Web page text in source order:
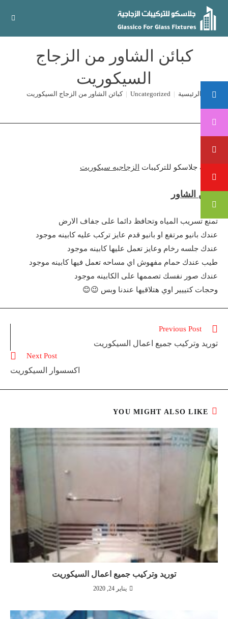
content
كبائن الشاور من الزجاج
السيكوريت
الرئيسية |
Uncategorized
| كبائن الشاور من الزجاج السيكوريت
شركه جلاسكو للتركيبات الزجاجيه سيكوريت
كباين الشاور
تمنع تسريب المياه وتحافظ دائما على جفاف الارض
عندك بانيو مرتفع او بانيو قدم عايز تركب عليه كابينه موجود
عندك جلسه رخام وعايز تعمل عليها كابينه موجود
طيب عندك حمام مفهوش اي مساحه تعمل فيها كابينه موجود
عندك صور نفسك تصممها على الكابينه موجود
وحجات كتييير اوي هتلاقيها عندنا وبس 😉😊
Read
articles
Previous Post
توريد وتركيب جميع اعمال السيكوريت
Next Post
اكسسوار السيكوريت
YOU MIGHT ALSO LIKE
توريد وتركيب جميع اعمال السيكوريت
يناير 24, 2020